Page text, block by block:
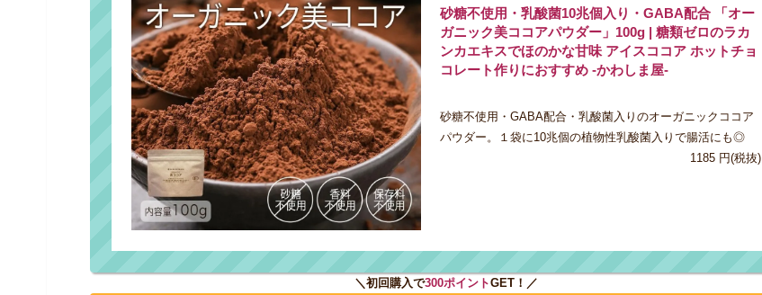
砂糖不使用・乳酸菌10兆個入り・GABA配合 「オー
ガニック美ココアパウダー」100g | 糖類ゼロのラカ
ンカエキスでほのかな甘味 アイスココア ホットチョ
コレート作りにおすすめ -かわしま屋-
砂糖不使用・GABA配合・乳酸菌入りのオーガニックココア
パウダー。１袋に10兆個の植物性乳酸菌入りで腸活にも◎
1185 円(税抜)
＼初回購入で300ポイントGET！／